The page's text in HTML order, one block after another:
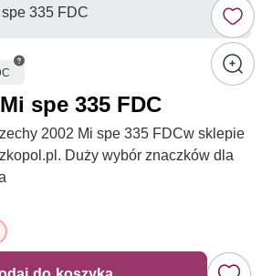
spe 335 FDC
2002 Mi spe 335 FDCw sklepie
Duży wybór znaczków dla